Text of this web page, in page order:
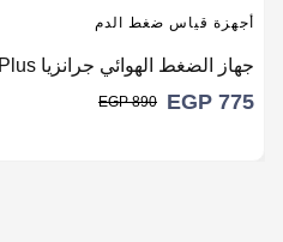
أجهزة قياس ضغط الدم
جهاز الضغط الهوائي جرانزيا Palmotens S-Plus مع سماعة طبيب هدية
EGP 775
EGP890